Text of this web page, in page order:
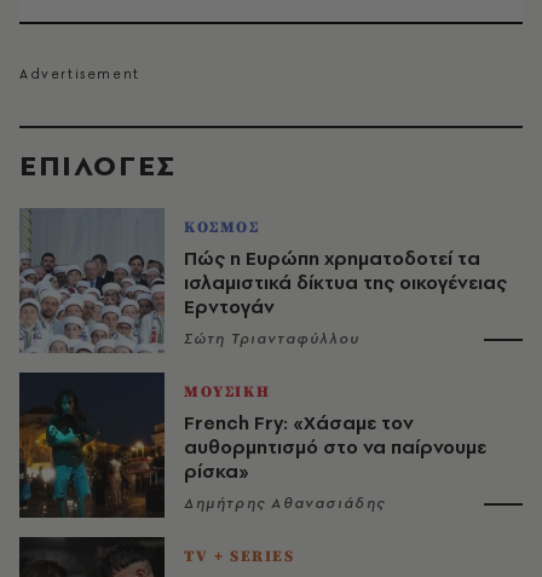
EΠΙΛΟΓΈΣ
ΚΟΣΜΟΣ
Πώς η Ευρώπη χρηματοδοτεί τα
ισλαμιστικά δίκτυα της οικογένειας
Ερντογάν
Σώτη Τριανταφύλλου
ΜΟΥΣΙΚΗ
French Fry: «Χάσαμε τον
αυθορμητισμό στο να παίρνουμε
ρίσκα»
Δημήτρης Αθανασιάδης
TV + SERIES